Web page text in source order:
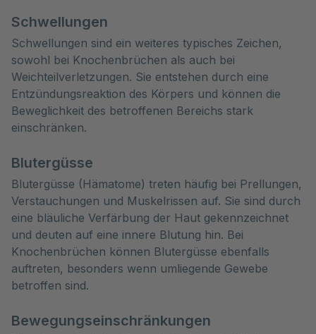
Schwellungen
Schwellungen sind ein weiteres typisches Zeichen,
sowohl bei Knochenbrüchen als auch bei
Weichteilverletzungen. Sie entstehen durch eine
Entzündungsreaktion des Körpers und können die
Beweglichkeit des betroffenen Bereichs stark
einschränken.
Blutergüsse
Blutergüsse (Hämatome) treten häufig bei Prellungen,
Verstauchungen und Muskelrissen auf. Sie sind durch
eine bläuliche Verfärbung der Haut gekennzeichnet
und deuten auf eine innere Blutung hin. Bei
Knochenbrüchen können Blutergüsse ebenfalls
auftreten, besonders wenn umliegende Gewebe
betroffen sind.
Bewegungseinschränkungen